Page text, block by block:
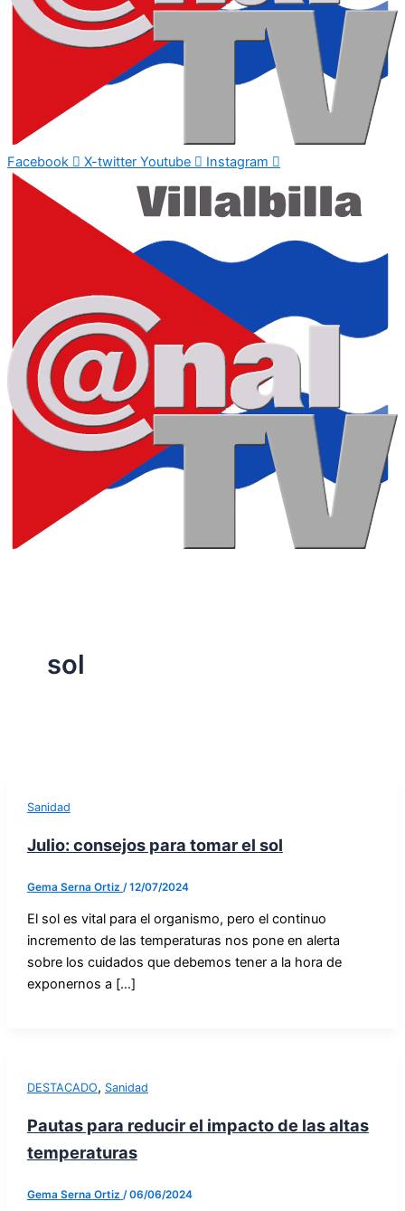
Facebook X-twitter Youtube Instagram
sol
Sanidad
Julio: consejos para tomar el sol
Gema Serna Ortiz /12/07/2024
El sol es vital para el organismo, pero el continuo
incremento de las temperaturas nos pone en alerta
sobre los cuidados que debemos tener a la hora de
exponernos a […]
DESTACADO, Sanidad
Pautas para reducir el impacto de las altas
temperaturas
Gema Serna Ortiz /06/06/2024